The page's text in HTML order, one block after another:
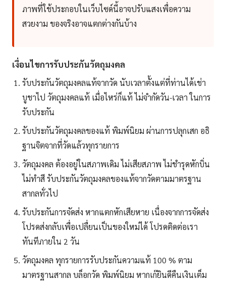
ภาพที่ใช้ประกอบในเว็บไซด์นี้อาจปรับแสงเพื่อความ
สวยงาม ของจริงอาจแตกต่างกันบ้าง
เงื่อนไขการรับประกันวัตถุมงคล
รับประกันวัตถุมงคลแท้จากวัด นับเวลาตั้งแต่ที่ท่านได้เช่า
บูชาไป วัตถุมงคลแท้ เมื่อไหร่ก็แท้ ไม่จำกัดวัน-เวลา ในการ
รับประกัน
รับประกันวัตถุมงคลของแท้ พิมพ์นิยม ผ่านการปลุกเสก อธิ
ฐานจิตจากที่วัดแล้วทุกรายการ
วัตถุมงคล ต้องอยู่ในสภาพเดิม ไม่เสียสภาพ ไม่ชำรุดหักบิ่น
ไม่ทำสี รับประกันวัตถุมงคลของแท้จากวัดตามมาตรฐาน
สากลทั่วไป
รับประกันการจัดส่ง หากแตกหักเสียหาย เนื่องจากการจัดส่ง
โปรดส่งกลับเพื่อเปลื่ยนเป็นของใหม่ได้ โปรดติดต่อเรา
ทันทีภายใน 2 วัน
วัตถุมงคล ทุกรายการรับประกันความแท้ 100 % ตาม
มาตรฐานสากล บล็อกวัด พิมพ์นิยม หากเก๊ยินดีคืนเงินเต็ม